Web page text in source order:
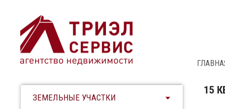
ЗЕМЕЛЬНЫЕ УЧАСТКИ
15